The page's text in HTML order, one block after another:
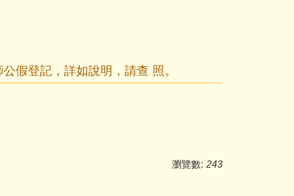
假登記，詳如說明，請查 照。
瀏覽數: 243